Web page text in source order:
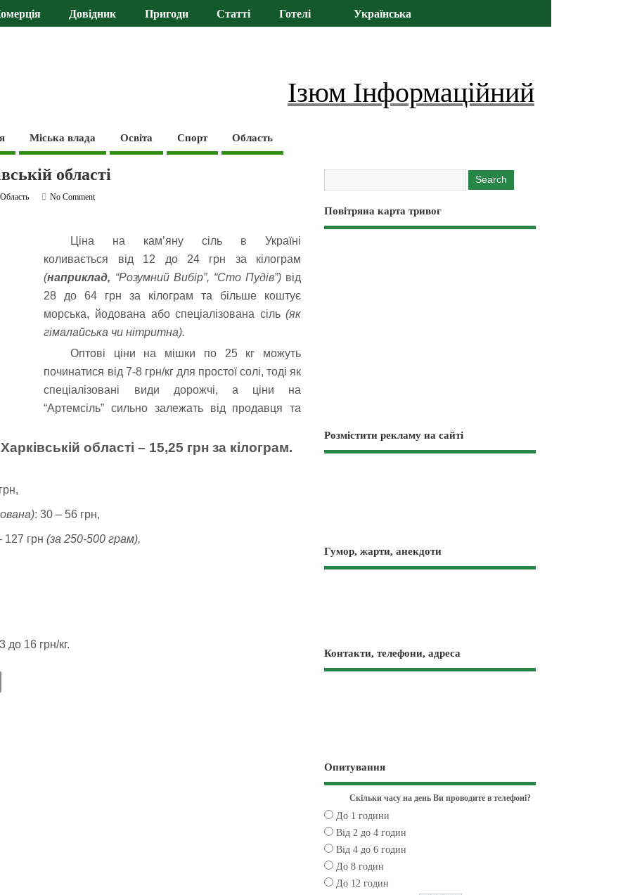
Довідник Пригоди Статті Готелі Українська
Ізюм Інформаційний
Міська влада Освіта Спорт Область
області
Область
No Comment
Ціна на кам’яну сіль в Україні
коливається від 12 до 24 грн за кілограм
(наприклад, “Розумний Вибір”, “Сто Пудів”) від
28 до 64 грн за кілограм та більше коштує
морська, йодована або спеціалізована сіль(як
гімалайська чи нітритна).
Оптові ціни на мішки по 25 кг можуть
починатися від 7-8 грн/кг для простої солі, тоді як
спеціалізовані види дорожчі, а ціни на
“Артемсіль” сильно залежать від продавця та
області – 15,25 грн за кілограм.
: 30 – 56 грн,
127 грн (за 250-500 грам),
до 16 грн/кг.
Повітряна карта тривог
Розмістити рекламу на сайті
Гумор, жарти, анекдоти
Контакти, телефони, адреса
Опитування
Скільки часу на день Ви проводите в телефоні?
До 1 години
Від 2 до 4 годин
Від 4 до 6 годин
До 8 годин
До 12 годин